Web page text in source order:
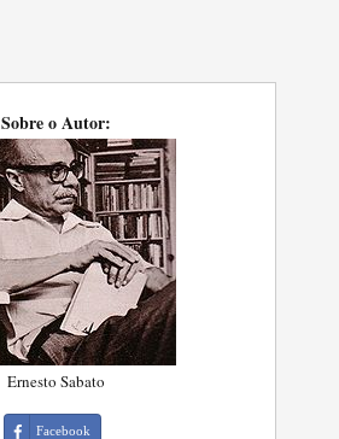
Sobre o Autor:
Ernesto Sabato
Facebook